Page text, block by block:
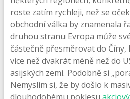
roste zatím rychleji, než se
obchodní válka by znamenala
druhou stranu Evropa může
částečně přesměrovat do Číny,
více než dvakrát méně než do
asijských zemí. Podobně si
Nemyslím si, že by došlo k